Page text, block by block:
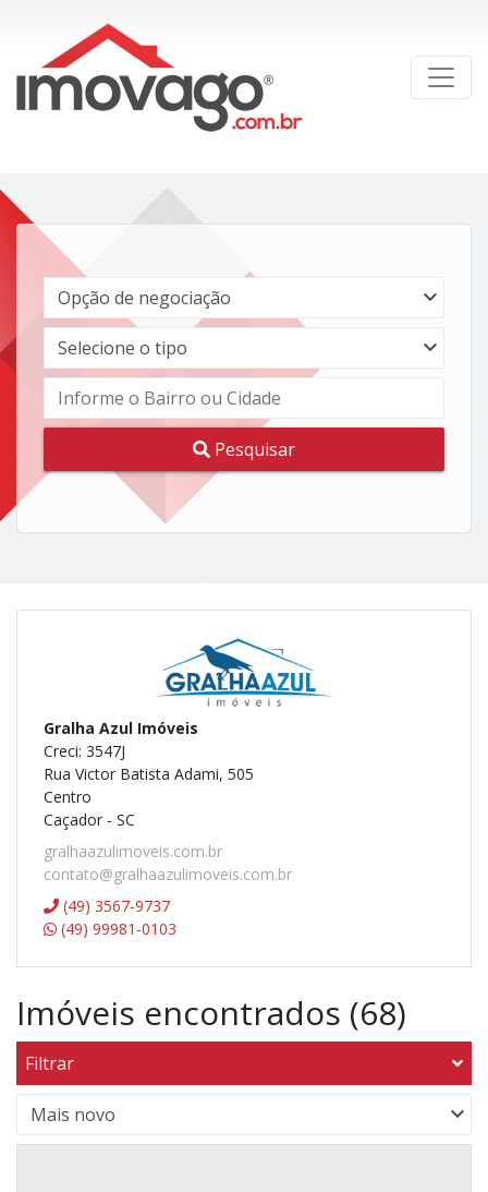
Pesquisar
Gralha Azul Imóveis
Creci: 3547J
Rua Victor Batista Adami, 505
Centro
Caçador - SC
gralhaazulimoveis.com.br
contato@gralhaazulimoveis.com.br
(49) 3567-9737
(49) 99981-0103
Imóveis encontrados (68)
Filtrar